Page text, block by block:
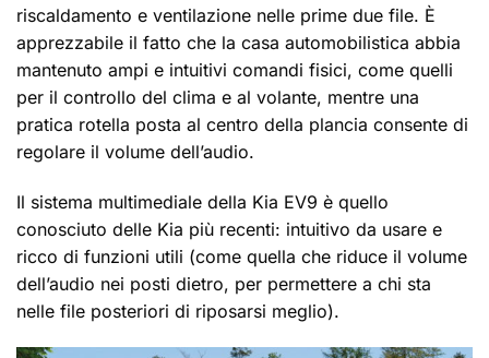
riscaldamento e ventilazione nelle prime due file. È
apprezzabile il fatto che la casa automobilistica abbia
mantenuto ampi e intuitivi comandi fisici, come quelli
per il controllo del clima e al volante, mentre una
pratica rotella posta al centro della plancia consente di
regolare il volume dell’audio.
Il sistema multimediale della Kia EV9 è quello
conosciuto delle Kia più recenti: intuitivo da usare e
ricco di funzioni utili (come quella che riduce il volume
dell’audio nei posti dietro, per permettere a chi sta
nelle file posteriori di riposarsi meglio).